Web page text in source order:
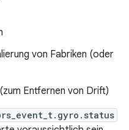
von Fabriken (oder
Entfernen von Drift)